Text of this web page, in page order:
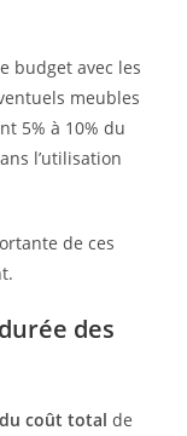
budget avec les
meubles
5% à 10% du
l’utilisation
de ces
des
du coût total de